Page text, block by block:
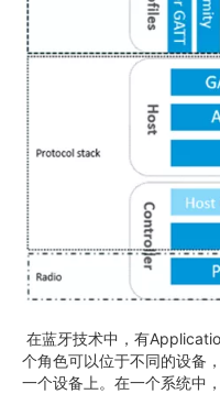
在蓝牙技术中，有
个角色可以位于不同的设备
一个设备上。在一个系统中